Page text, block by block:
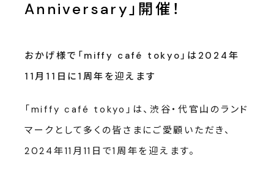
Anniversary」開催！
おかげ様で「miffy café tokyo」は2024年
11月11日に1周年を迎えます
「miffy café tokyo」は、渋谷・代官山のランド
マークとして多くの皆さまにご愛顧いただき、
2024年11月11日で1周年を迎えます。